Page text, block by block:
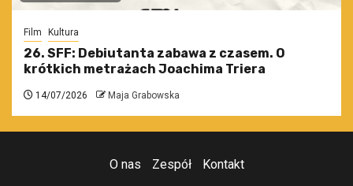
Film Kultura
26. SFF: Debiutanta zabawa z czasem. O
krótkich metrażach Joachima Triera
14/07/2026 Maja Grabowska
O nas Zespół Kontakt